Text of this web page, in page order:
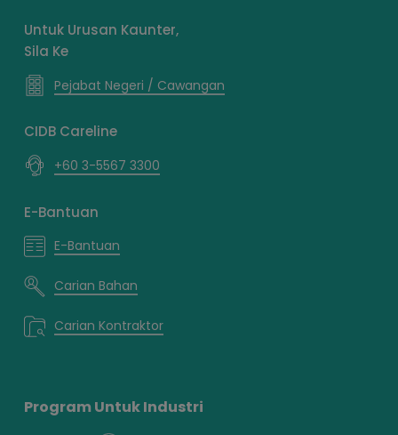
Untuk Urusan Kaunter,
Sila Ke
Pejabat Negeri / Cawangan
CIDB Careline
+60 3-5567 3300
E-Bantuan
E-Bantuan
Carian Bahan
Carian Kontraktor
Program Untuk Industri